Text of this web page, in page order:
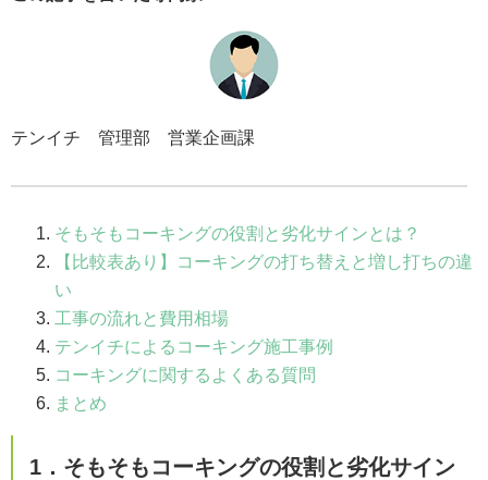
テンイチ 管理部 営業企画課
そもそもコーキングの役割と劣化サインとは？
【比較表あり】コーキングの打ち替えと増し打ちの違
い
工事の流れと費用相場
テンイチによるコーキング施工事例
コーキングに関するよくある質問
まとめ
1．そもそもコーキングの役割と劣化サイン